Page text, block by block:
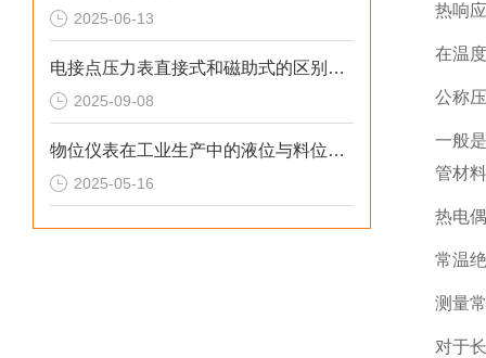
2025-06-13
电接点压力表直接式和磁助式的区别及压力表FS含义解析
2025-09-08
物位仪表在工业生产中的液位与料位测量应用
2025-05-16
热响
在温
公称
一般
管材
热电
常温
测量
对于